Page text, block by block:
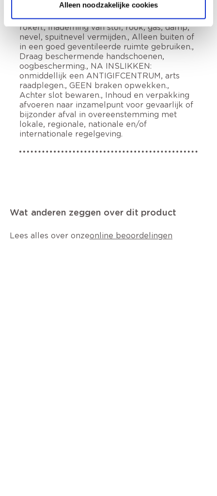
Alleen noodzakelijke cookies
warmte, hete oppervlakken, vonken, open
vuur en andere ontstekingsbronnen. Niet
roken., Inademing van stof, rook, gas, damp,
nevel, spuitnevel vermijden., Alleen buiten of
in een goed geventileerde ruimte gebruiken.,
Draag beschermende handschoenen,
oogbescherming., NA INSLIKKEN:
onmiddellijk een ANTIGIFCENTRUM, arts
raadplegen., GEEN braken opwekken.,
Achter slot bewaren., Inhoud en verpakking
afvoeren naar inzamelpunt voor gevaarlijk of
bijzonder afval in overeenstemming met
lokale, regionale, nationale en/of
internationale regelgeving.
Wat anderen zeggen over dit product
Lees alles over onzeonline beoordelingen